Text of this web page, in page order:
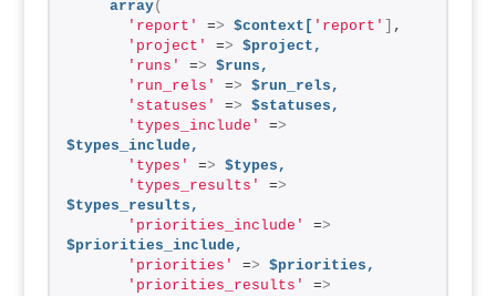
array(
'report'
=> $context[ 'report'
,
'project'
=> $project,
'runs'
=> $runs,
'run_rels'
=> $run_rels,
'statuses'
=> $statuses,
'types_include'
=>
$types_include,
'types'
=> $types,
'types_results'
=>
$types_results,
'priorities_include'
=>
$priorities_include,
'priorities'
=> $priorities,
'priorities_results'
=>